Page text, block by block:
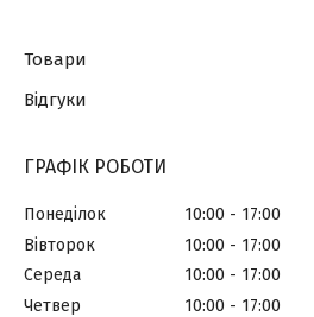
Товари
Відгуки
ГРАФІК РОБОТИ
Понеділок 10:00
17:00
Вівторок
10:00
17:00
Середа
10:00
17:00
Четвер
10:00
17:00